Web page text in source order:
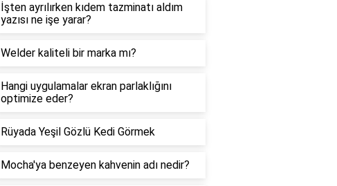
İşten ayrılırken kıdem tazminatı aldım
yazısı ne işe yarar?
Welder kaliteli bir marka mı?
Hangi uygulamalar ekran parlaklığını
optimize eder?
Rüyada Yeşil Gözlü Kedi Görmek
Mocha'ya benzeyen kahvenin adı nedir?